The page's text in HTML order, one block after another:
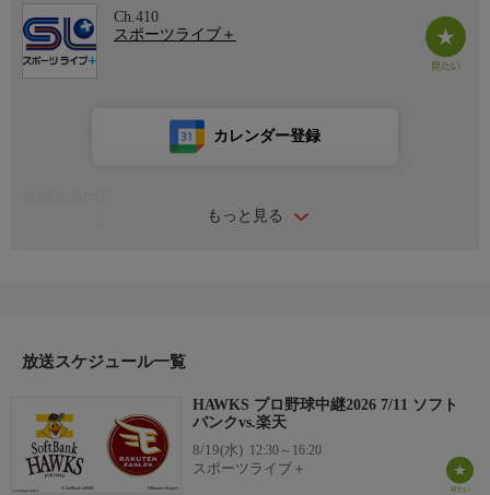
Ch.410
スポーツライブ＋
もっと見る
カレンダー登録
放送スケジュール一覧
HAWKS プロ野球中継2026 7/11 ソフト
バンクvs.楽天
8/19(水) 12:30～16:20
スポーツライブ＋